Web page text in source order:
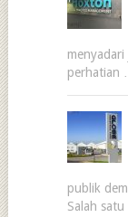
perhatian …
publik
Salah satu